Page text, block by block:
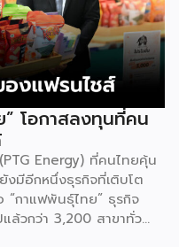
จน คือการแนะแนวและ
ที่ต่อยอดมาจากงานวิจัย
ชิงพาณิชย์ ไม่ใช่แค่งาน
โชว์ในบูธจึงเป็นผลิตภัณฑ์
ขายออนไลน์ บางแบรนด์
ารสาธิตนำผลิตภัณฑ์ไป
มงานเห็นวิธีใช้งานจริง
บบเดิม ๆ แต่แปรรูปเป็น
ๆ หน้าบูธ เพื่อดึงดูดและ
งสัมผัสสินค้าจริง และหาก
ำเครื่องดื่มต่อเองที่บ้านได้
” โอกาสลงทุนที่คน
Energy) ที่คนไทยคุ้น
งมีอีกหนึ่งธุรกิจที่เติบโต
กาแฟพันธุ์ไทย” ธุรกิจ
ล้วกว่า 3,200 สาขาทั่ว